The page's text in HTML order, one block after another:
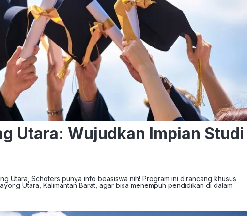
Utara: Wujudkan Impian Studi
Utara, Schoters punya info beasiswa nih! Program ini dirancang khusus
Utara, Kalimantan Barat, agar bisa menempuh pendidikan di dalam